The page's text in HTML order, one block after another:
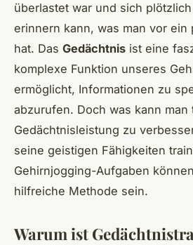
überlastet war und sich
erinnern kann, was man vor ein
hat. Das Gedächtnis ist eine
komplexe Funktion unseres
ermöglicht, Informationen zu
abzurufen. Doch was kann man
Gedächtnisleistung zu
seine geistigen Fähigkeiten
Gehirnjogging-Aufgaben
hilfreiche Methode sein.
Warum ist